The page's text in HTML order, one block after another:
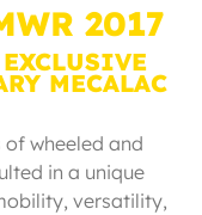
2017
MECALAC
wheeled and
in a unique
versatility,